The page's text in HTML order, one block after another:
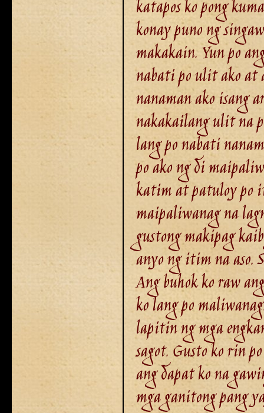
katapos ko pong
konay puno ng
makakain. Yun po
nabati po ulit ako at
nanaman ako isang
nakakailang ulit na
lang po nabati
po ako ng di
katim at patuloy po
maipaliwanag na
gustong makipag
anyo ng itim na aso.
Ang buhok ko raw
ko lang po
lapitin ng mga
sagot. Gusto ko rin
ang dapat ko na
mga ganitong pang